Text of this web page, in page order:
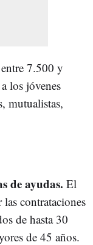
7.500 y
los jóvenes
mutualistas,
de ayudas. El
contrataciones
de hasta 30
de 45 años.